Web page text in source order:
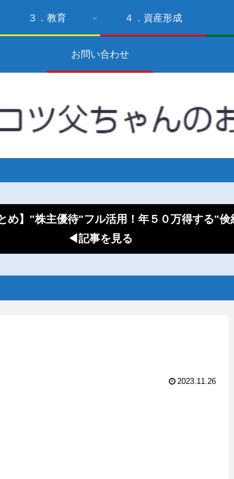
３．教育 ４．資産形成
お問い合わせ
とめ】"株主優待"フル活用！年５０万得する"
◀記事を見る
2023.11.26